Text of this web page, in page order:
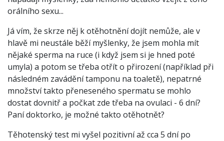
orálního sexu...
Já vím, že skrze něj k otěhotnění dojít nemůže, ale v
hlavě mi neustále běží myšlenky, že jsem mohla mít
nějaké sperma na ruce (i když jsem si je hned poté
umyla) a potom se třeba otřít o přirození (například při
následném zavádění tamponu na toaletě), nepatrné
množství takto přeneseného spermatu se mohlo
dostat dovnitř a počkat zde třeba na ovulaci - 6 dní?
Paní doktorko, je možné takto otěhotnět?
Těhotenský test mi vyšel pozitivní až cca 5 dní po